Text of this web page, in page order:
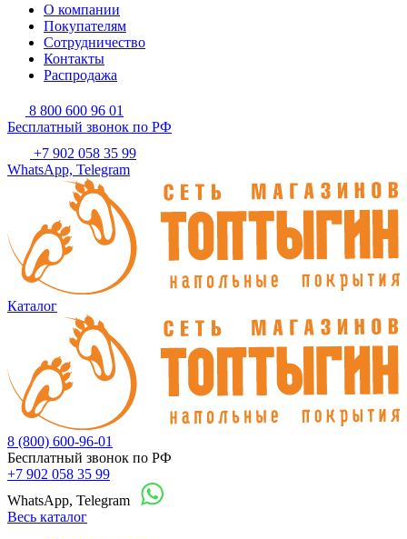
О компании
Покупателям
Сотрудничество
Контакты
Распродажа
8 800 600 96 01
Бесплатный звонок по РФ
+7 902 058 35 99
WhatsApp, Telegram
Каталог
8 (800) 600-96-01
Бесплатный звонок по РФ
+7 902 058 35 99
WhatsApp, Telegram
Весь каталог